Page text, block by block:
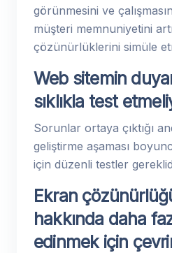
görünmesini ve
müşteri memnuniyetini
çözünürlüklerini simüle
Web sitemin
sıklıkla test
Sorunlar ortaya çıktığı
geliştirme aşaması
için düzenli testler
Ekran
hakkında daha
edinmek için